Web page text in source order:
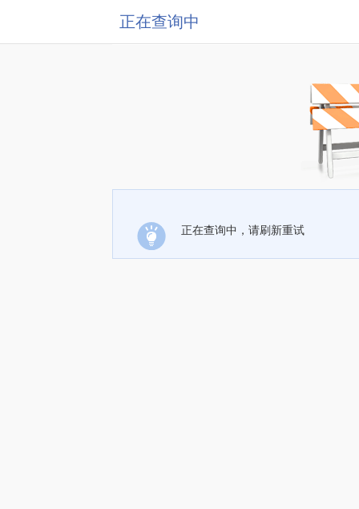
正在查询中
正在查询中，请刷新重试